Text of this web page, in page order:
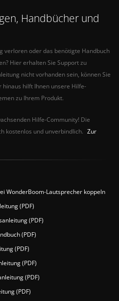
Handbücher und
verloren oder das benötigte Handbuch
Hier erhalten Sie Support zu
nicht vorhanden sein, können Sie
hilft Ihnen unsere Hilfe-
zu Ihrem Produkt.
Hilfe-Community! Die
kostenlos und unverbindlich. Zur
WonderBoom-Lautsprecher koppeln
(PDF)
(PDF)
(PDF)
(PDF)
(PDF)
(PDF)
(PDF)